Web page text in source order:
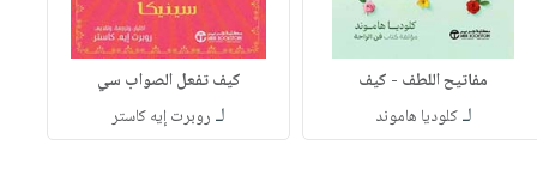
مفاتيح اللطف - كيف
لـكلوديا هاموند
كيف تفعل الصواب سي
لـ روبرت إيه كاستر